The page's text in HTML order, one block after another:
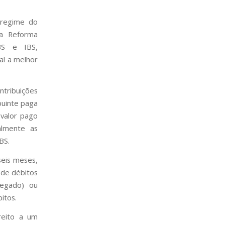
do
Reforma
e IBS,
a melhor
paga
pago
as
meses,
débitos
ou
a um